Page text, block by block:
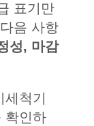
표기만
음 사항
성, 마감
척기
확인하